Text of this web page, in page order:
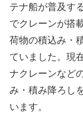
テナ船が普及す
でクレーンが搭
荷物の積込み・
ていました。現
ナクレーンなど
み・積み降ろし
います。